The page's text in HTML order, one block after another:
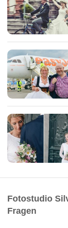
Fotostudio
Fragen